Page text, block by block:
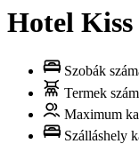
Hotel Kiss
Szobák
Termek
Maximum
Szálláshely